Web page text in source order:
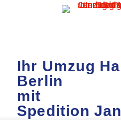
Ihr Umzug
Berlin
mit
Spedition